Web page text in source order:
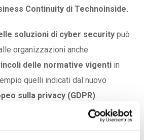
Continuity di Technoinside.
soluzioni di cyber security può
organizzazioni anche
delle normative vigenti in
quelli indicati dal nuovo
sulla privacy (GDPR).
32, richiama la necessità di